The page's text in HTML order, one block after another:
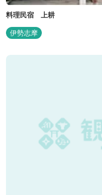
料理民宿 上耕
伊勢志摩